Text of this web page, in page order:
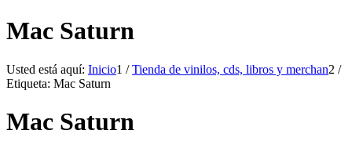
Mac Saturn
Usted está aquí: Inicio1 / Tienda de vinilos, cds, libros y merchan2 /
Etiqueta: Mac Saturn
Mac Saturn